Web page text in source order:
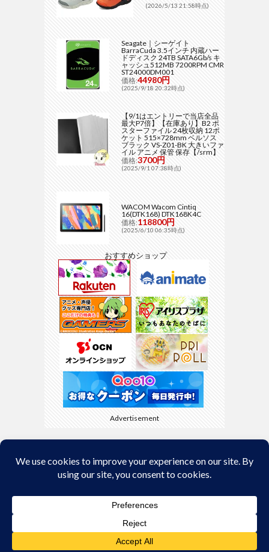
(2026/5/13 21:58時点)
Seagate｜シーゲイト
BarraCuda 3.5インチ 内蔵ハー
ドディスク 24TB SATA6Gb/s キ
ャッシュ512MB 7200RPM CMR
ST24000DM001
価格:44980円
(2025/9/18 20:32時点)
【9/1はエントリーで当店全品
最大P7倍】【在庫あり】B2 ポ
スターファイル 24枚収納 12ポ
ケット 515×728mm ベルソス
ブラック VS-Z01-BK 大きいファ
イル アニメ 保管 保存【/srm】
価格:3700円
(2025/9/1 07:38時点)
WACOM Wacom Cintiq
16(DTK168) DTK168K4C
価格:118800円
(2025/6/10 06:35時点)
おすすめショップ
Advertisement
Back to Top
© Copyright 2026kyamaBlog